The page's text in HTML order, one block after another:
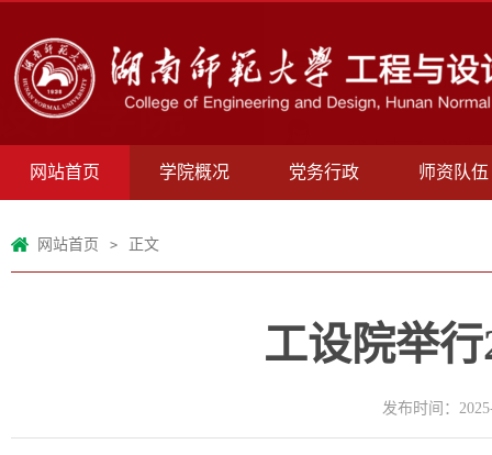
网站首页 学院概况 党务行政 师资队伍
网站首页 > 正文
工设院举
发布时间：